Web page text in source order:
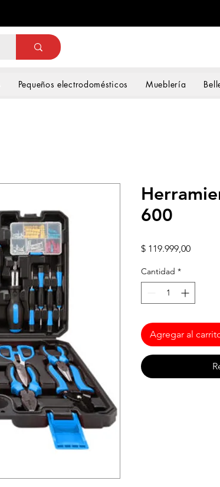
Pequeños electrodomésticos Mueblería
600
$ 119.999,00Precio
Cantidad *
Agregar al